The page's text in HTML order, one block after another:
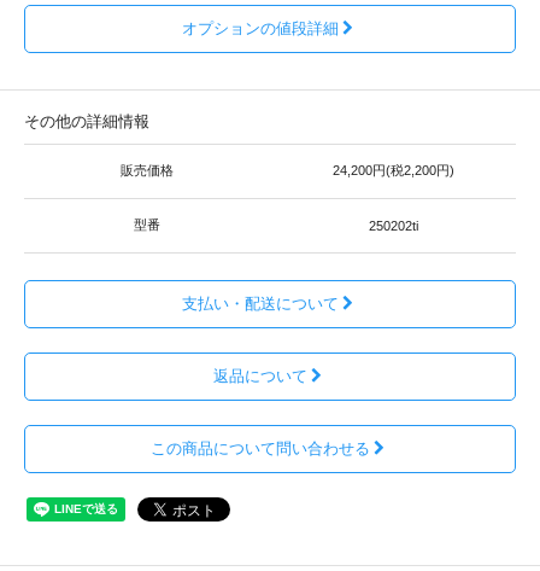
オプションの値段詳細
その他の詳細情報
販売価格 24,200円(税2,200円)
型番 250202ti
支払い・配送について
返品について
この商品について問い合わせる